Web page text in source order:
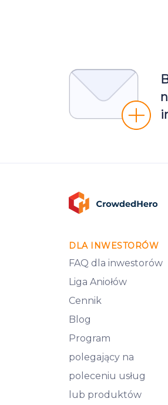
DLA INWESTORÓW
FAQ dla inwestorów
Liga Aniołów
Cennik
Blog
Program
polegający na
poleceniu usług
lub produktów